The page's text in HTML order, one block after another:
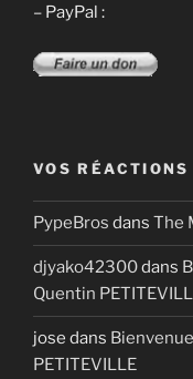
– PayPal :
VOS RÉACTIONS
PypeBros dans The
djyako42300dans
Quentin
jose dans
PETITEVILLE